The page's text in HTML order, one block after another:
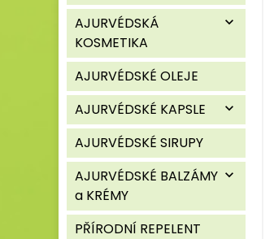
AJURVÉDSKÁ
KOSMETIKA
expand_more
AJURVÉDSKÉ OLEJE
AJURVÉDSKÉ KAPSLE
expand_more
AJURVÉDSKÉ SIRUPY
AJURVÉDSKÉ BALZÁMY
a KRÉMY
expand_more
PŘÍRODNÍ REPELENT